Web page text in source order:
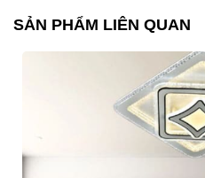
SẢN PHẨM LIÊN QUAN